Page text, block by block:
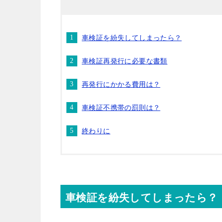
車検証を紛失してしまったら？
車検証再発行に必要な書類
再発行にかかる費用は？
車検証不携帯の罰則は？
終わりに
車検証を紛失してしまったら？